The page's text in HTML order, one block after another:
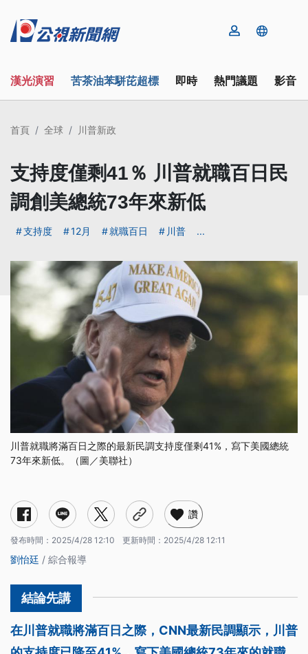
漢光演習 苦茶油苯駢芘超標 即時 熱門議題 影音
首頁 全球 川普新政
支持度僅剩41％ 川普就職百日民
調創美總統73年來新低
支持度 12月 就職百日 川普 ...
川普就職將滿百日之際的最新民調支持度僅剩41%，寫下美國總統
73年來新低。（圖／美聯社）
讚
發布時間： 2025/4/28 12:10 更新時間： 2025/4/28 12:11
劉怡廷 / 綜合報導
在川普就職將滿百日之際，CNN最新民調顯示，川普